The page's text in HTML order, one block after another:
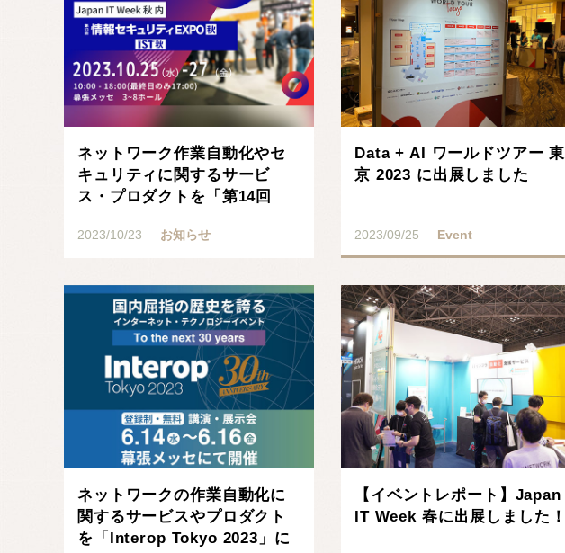
ネットワーク作業自動化やセ
キュリティに関するサービ
ス・プロダクトを「第14回
2023/10/23 お知らせ
Data + AI ワールドツアー 東
京 2023 に出展しました
2023/09/25 Event
ネットワークの作業自動化に
関するサービスやプロダクト
を「Interop Tokyo 2023」に
【イベントレポート】Japan
IT Week 春に出展しました！